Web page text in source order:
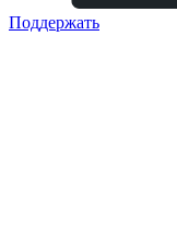
Поддержать